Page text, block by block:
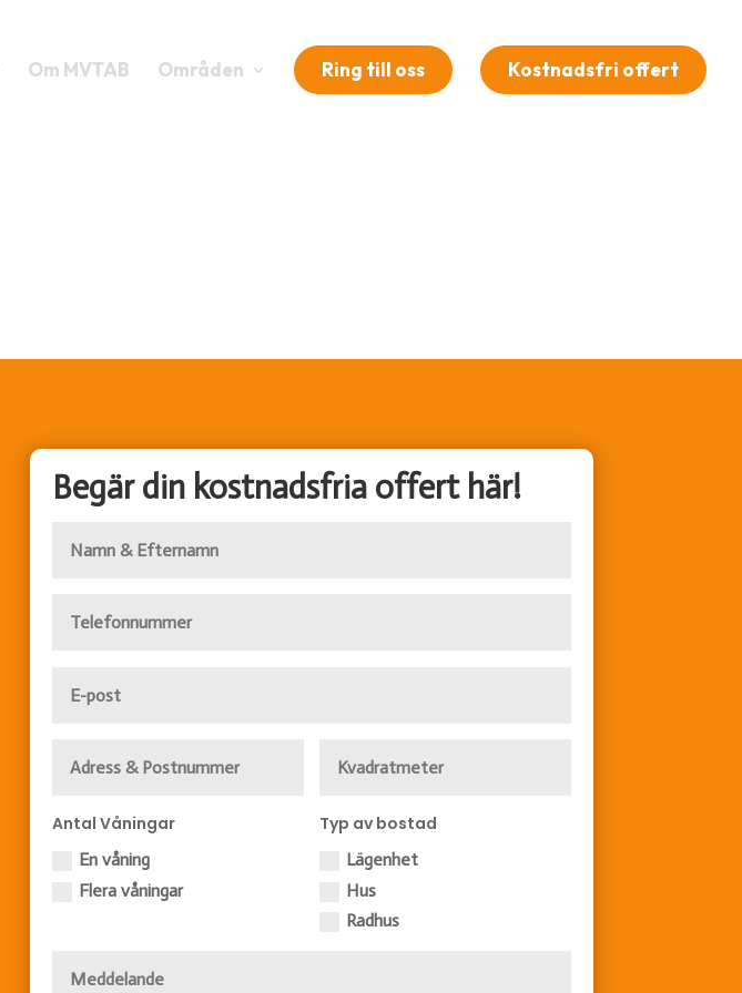
Om MVTAB Områden Ring till oss Kostnadsfri offert
Begär din kostnadsfria offert här!
Antal Våningar
En våning
Flera våningar
Typ av bostad
Lägenhet
Hus
Radhus